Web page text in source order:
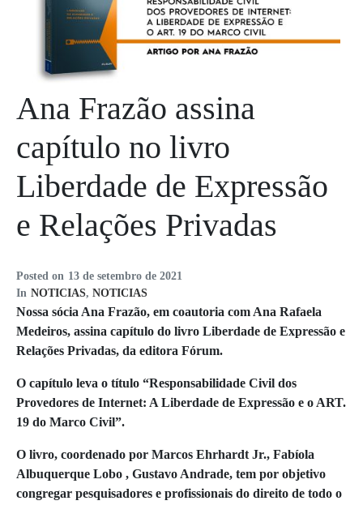
Posted on 13 de setembro de 2021
In NOTICIAS, NOTICIAS
Ana Frazão assina
capítulo no livro
Liberdade de Expressão
e Relações Privadas
Nossa sócia Ana Frazão, em coautoria com Ana Rafaela
Medeiros, assina capítulo do livro Liberdade de Expressão e
Relações Privadas, da editora Fórum.
O capítulo leva o título “Responsabilidade Civil dos
Provedores de Internet: A Liberdade de Expressão e o ART.
19 do Marco Civil”.
O livro, coordenado por Marcos Ehrhardt Jr., Fabíola
Albuquerque Lobo , Gustavo Andrade, tem por objetivo
congregar pesquisadores e profissionais do direito de todo o